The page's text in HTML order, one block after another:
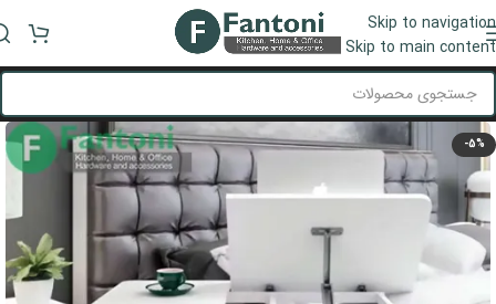
Skip to navigation
Skip to main content
منو
-5%